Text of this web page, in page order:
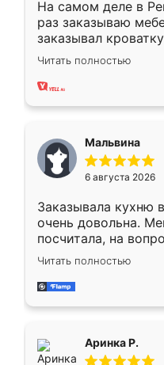
На самом деле в
раз заказываю
заказывал
ребёнка при его
заказал шкаф-
хорошее сборка
меньше, здесь же
Мне нравится ,если
мебели буду
Читать полностью
Мальвина
6 августа 2026
Заказывала кухню
очень довольна.
посчитала, на
Замерщик приехал
делу со всей
за день, ребята
Читать полностью
Аринка Р.